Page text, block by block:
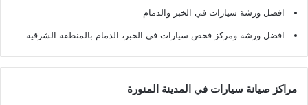
افضل ورشة سيارات في الخبر والدمام
افضل ورشة ومركز فحص سيارات في الخبر، الدمام بالمنطقة الشرقية
مراكز صيانة سيارات في المدينة المنورة